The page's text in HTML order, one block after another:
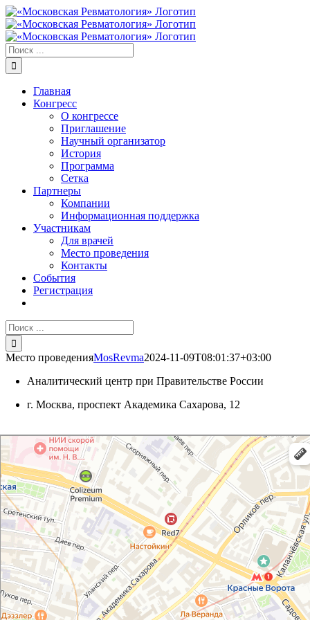
Skip
to
content
Результат
поиска:
Главная
Конгресс
О конгрессе
Приглашение
Научный организатор
История
Программа
Сетка
Партнеры
Компании
Информационная поддержка
Участникам
Для врачей
Место проведения
Контакты
События
Регистрация
Результат
поиска:
Место проведенияMosRevma2024-11-09T08:01:37+03:00
Аналитический центр при Правительстве России
г. Москва, проспект Академика Сахарова, 12
Яндекс Карты